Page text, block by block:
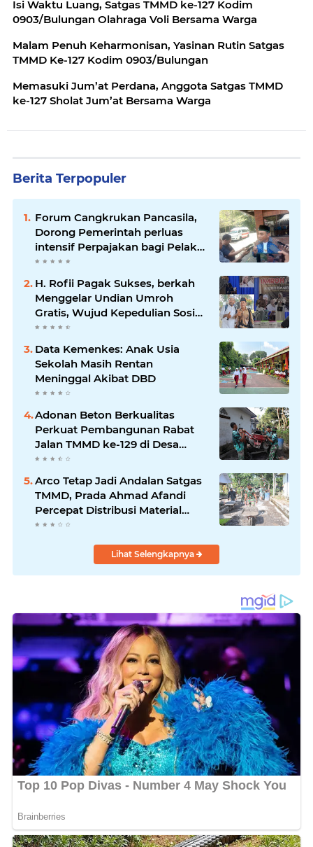
Isi Waktu Luang, Satgas TMMD ke-127 Kodim
0903/Bulungan Olahraga Voli Bersama Warga
Malam Penuh Keharmonisan, Yasinan Rutin Satgas
TMMD Ke-127 Kodim 0903/Bulungan
Memasuki Jum’at Perdana, Anggota Satgas TMMD
ke-127 Sholat Jum’at Bersama Warga
Berita Terpopuler
Forum Cangkrukan Pancasila,
Dorong Pemerintah perluas
intensif Perpajakan bagi Pelaku
Usaha UMKM.
H. Rofii Pagak Sukses, berkah
Menggelar Undian Umroh
Gratis, Wujud Kepedulian Sosial
berbagi.
Data Kemenkes: Anak Usia
Sekolah Masih Rentan
Meninggal Akibat DBD
Adonan Beton Berkualitas
Perkuat Pembangunan Rabat
Jalan TMMD ke-129 di Desa
Ledoktempuro
Arco Tetap Jadi Andalan Satgas
TMMD, Prada Ahmad Afandi
Percepat Distribusi Material
Pengecoran
Lihat Selengkapnya